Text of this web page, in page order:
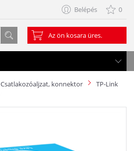
Belépés 0
Az ön kosara üres.
Csatlakozóaljzat, konnektor
TP-Link